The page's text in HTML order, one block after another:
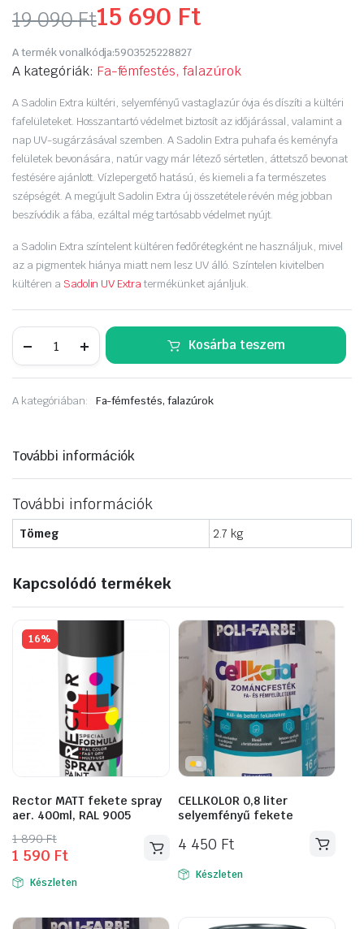
19 090Ft
Original
price
was:
19
090 Ft.
15 690 Ft
Current
price
is:
15
690 Ft.
A termék vonalkódja:5903525228827
A kategóriák: Fa-fémfestés, falazúrok
A Sadolin Extra kültéri, selyemfényű vastaglazúr óvja és díszíti a kültéri
fafelületeket. Hosszantartó védelmet biztosít az időjárással, valamint a
nap UV-sugárzásával szemben. A Sadolin Extra puhafa és keményfa
felületek bevonására, natúr vagy már létező sértetlen, áttetsző bevonat
festésére ajánlott. Vízlepergető hatású, és kiemeli a fa természetes
szépségét. A megújult Sadolin Extra új összetétele révén még jobban
beszívódik a fába, ezáltal még tartósabb védelmet nyújt.
a Sadolin Extra színtelent kültéren fedőrétegként ne használjuk, mivel
az a pigmentek hiánya miatt nem lesz UV álló. Színtelen kivitelben
kültéren a Sadolin UV Extratermékünket ajánljuk.
Extra
világostölgy
Kosárba teszem
A kategóriában: Fa-fémfestés, falazúrok
További információk
További információk
Tömeg 2.7 kg
Kapcsolódó termékek
16%
Rector MATT fekete spray
aer. 400ml, RAL 9005
1 890Ft
Original
price
was:
890 Ft.
1 590 Ft
Current
price
is:
590 Ft.
Készleten
CELLKOLOR 0,8 liter
selyemfényű fekete
4 450 Ft
Készleten